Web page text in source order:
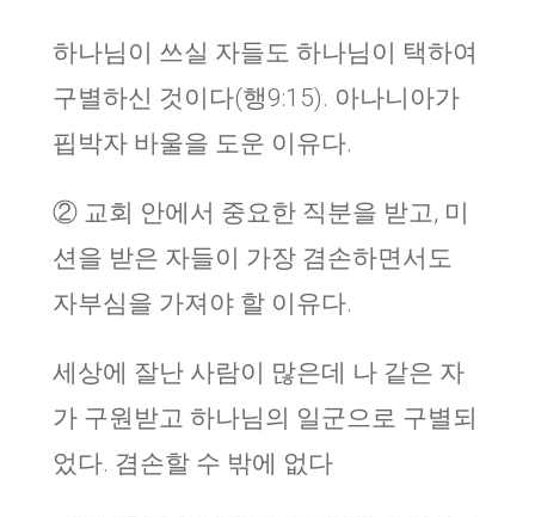
하나님이 쓰실 자들도 하나님이 택하여
구별하신 것이다(행9:15). 아나니아가
핍박자 바울을 도운 이유다.
② 교회 안에서 중요한 직분을 받고, 미
션을 받은 자들이 가장 겸손하면서도
자부심을 가져야 할 이유다.
세상에 잘난 사람이 많은데 나 같은 자
가 구원받고 하나님의 일군으로 구별되
었다. 겸손할 수 밖에 없다